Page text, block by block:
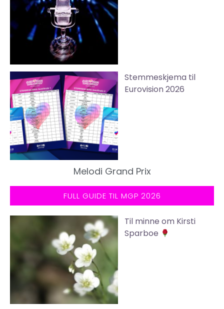
Stemmeskjema til
Eurovision 2026
Melodi Grand Prix
FULL GUIDE TIL MGP 2026
Til minne om Kirsti
Sparboe